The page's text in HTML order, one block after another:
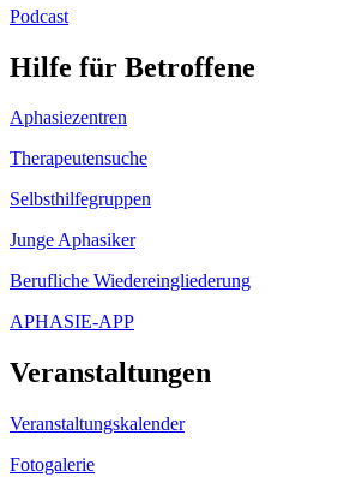
Podcast
Hilfe für Betroffene
Aphasiezentren
Therapeutensuche
Selbsthilfegruppen
Junge Aphasiker
Berufliche Wiedereingliederung
APHASIE-APP
Veranstaltungen
Veranstaltungskalender
Fotogalerie